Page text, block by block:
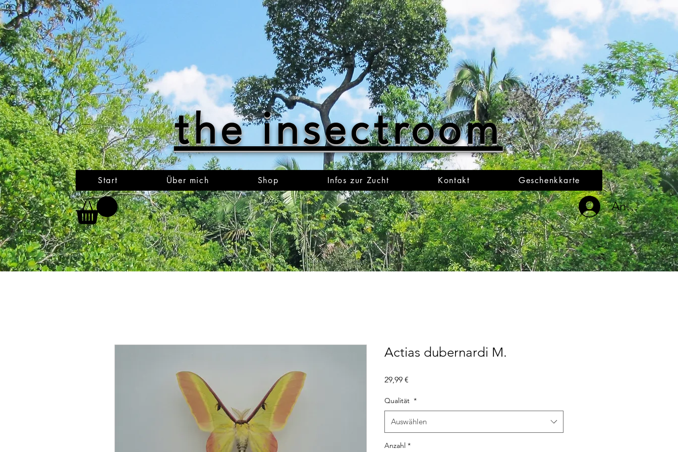
the insectroom
Anmelden
Start Über mich Shop Infos zur Zucht Kontakt Geschenkkarte
Actias dubernardi M.
29,99 €
Qualität *
Auswählen
Anzahl *